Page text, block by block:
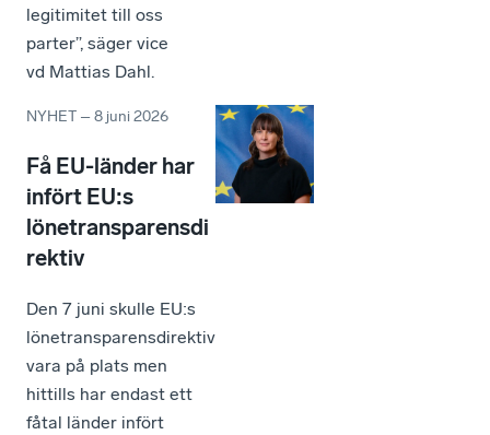
legitimitet till oss
parter”, säger vice
vd Mattias Dahl.
NYHET –8 juni 2026
Få EU-länder har
infört EU:s
lönetransparensdi
rektiv
Den 7 juni skulle EU:s
lönetransparensdirektiv
vara på plats men
hittills har endast ett
fåtal länder infört